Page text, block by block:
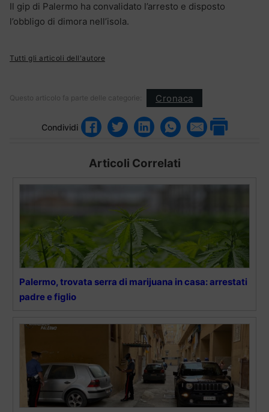
Il gip di Palermo ha convalidato l’arresto e disposto
l’obbligo di dimora nell’isola.
Tutti gli articoli dell'autore
Questo articolo fa parte delle categorie: Cronaca
Condividi
Articoli Correlati
Palermo, trovata serra di marijuana in casa: arrestati
padre e figlio